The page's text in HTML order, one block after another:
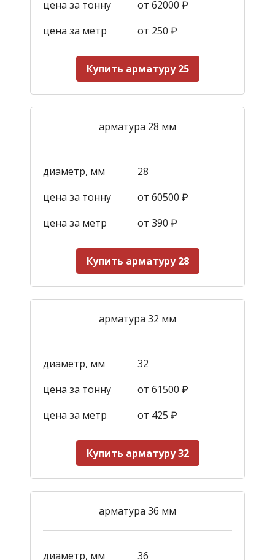
цена за тонну
от 62000 ₽
цена за метр
от 250 ₽
Купить арматуру 25
арматура 28 мм
диаметр, мм
28
цена за тонну
от 60500 ₽
цена за метр
от 390 ₽
Купить арматуру 28
арматура 32 мм
диаметр, мм
32
цена за тонну
от 61500 ₽
цена за метр
от 425 ₽
Купить арматуру 32
арматура 36 мм
диаметр, мм 36